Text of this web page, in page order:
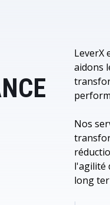
LeverX
aidons
Nos
l'agilité
long